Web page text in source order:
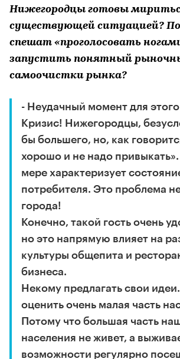
Нижегородцы готовы
существующей ситуацией?
спешат «проголосовать
запустить понятный
самоочистки рынка?
- Неудачный момент для
Кризис! Нижегородцы,
бы большего, но, как
хорошо и не надо
мере характеризует
потребителя. Это проблема
города!
Конечно, такой гость очень
но это напрямую влияет на
культуры общепита и
бизнеса.
Некому предлагать свои
оценить очень малая часть
Потому что большая часть
населения не живет, а
возможности регулярно